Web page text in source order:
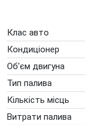
Оренда
Погодинна
Додаткові
Клас авто
Кондиціонер
Об'єм двигуна
Тип палива
Кількість місць
Витрати палива